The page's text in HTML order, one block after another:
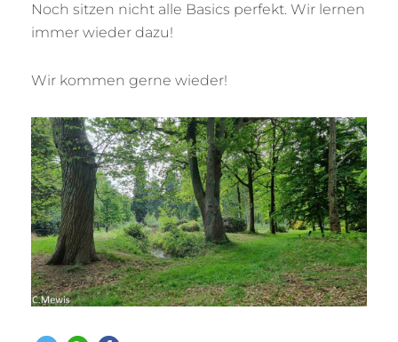
Noch sitzen nicht alle Basics perfekt. Wir lernen
immer wieder dazu!
Wir kommen gerne wieder!